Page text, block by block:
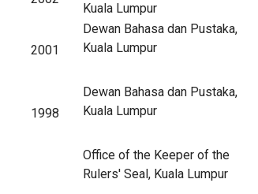
Kuala Lumpur
2001
Dewan Bahasa dan Pustaka,
Kuala Lumpur
1998
Dewan Bahasa dan Pustaka,
Kuala Lumpur
Office of the Keeper of the
Rulers' Seal, Kuala Lumpur